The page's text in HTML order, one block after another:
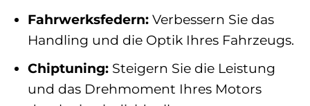
Fahrwerksfedern:Verbessern Sie das
Handling und die Optik Ihres Fahrzeugs.
Chiptuning:Steigern Sie die Leistung
und das Drehmoment Ihres Motors